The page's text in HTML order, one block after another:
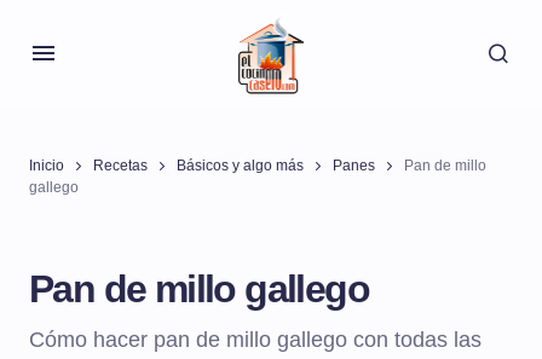
Inicio Recetas Básicos y algo más Panes
Pan de millo
gallego
Pan de millo gallego
Cómo hacer pan de millo gallego con todas las